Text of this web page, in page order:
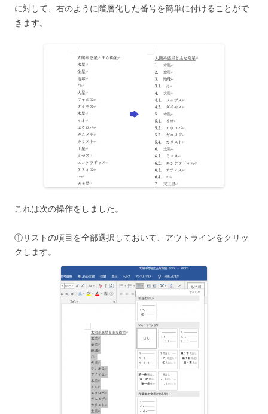
に対して、右のように階層化した番号を簡単に付けることがで
きます。
これは次の操作をしました。
①リストの項目を全部選択しておいて、アウトラインをクリッ
クします。